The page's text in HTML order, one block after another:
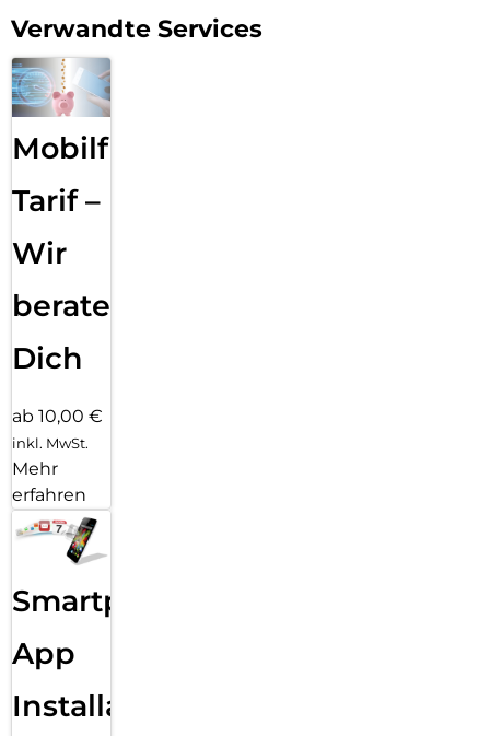
Verwandte Services
Mobilfunk
Tarif –
Wir
beraten
Dich
ab 10,00 €
inkl. MwSt.
Mehr
erfahren
Smartphone
App
Installation